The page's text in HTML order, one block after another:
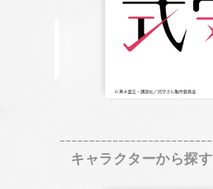
キャラクターから探す